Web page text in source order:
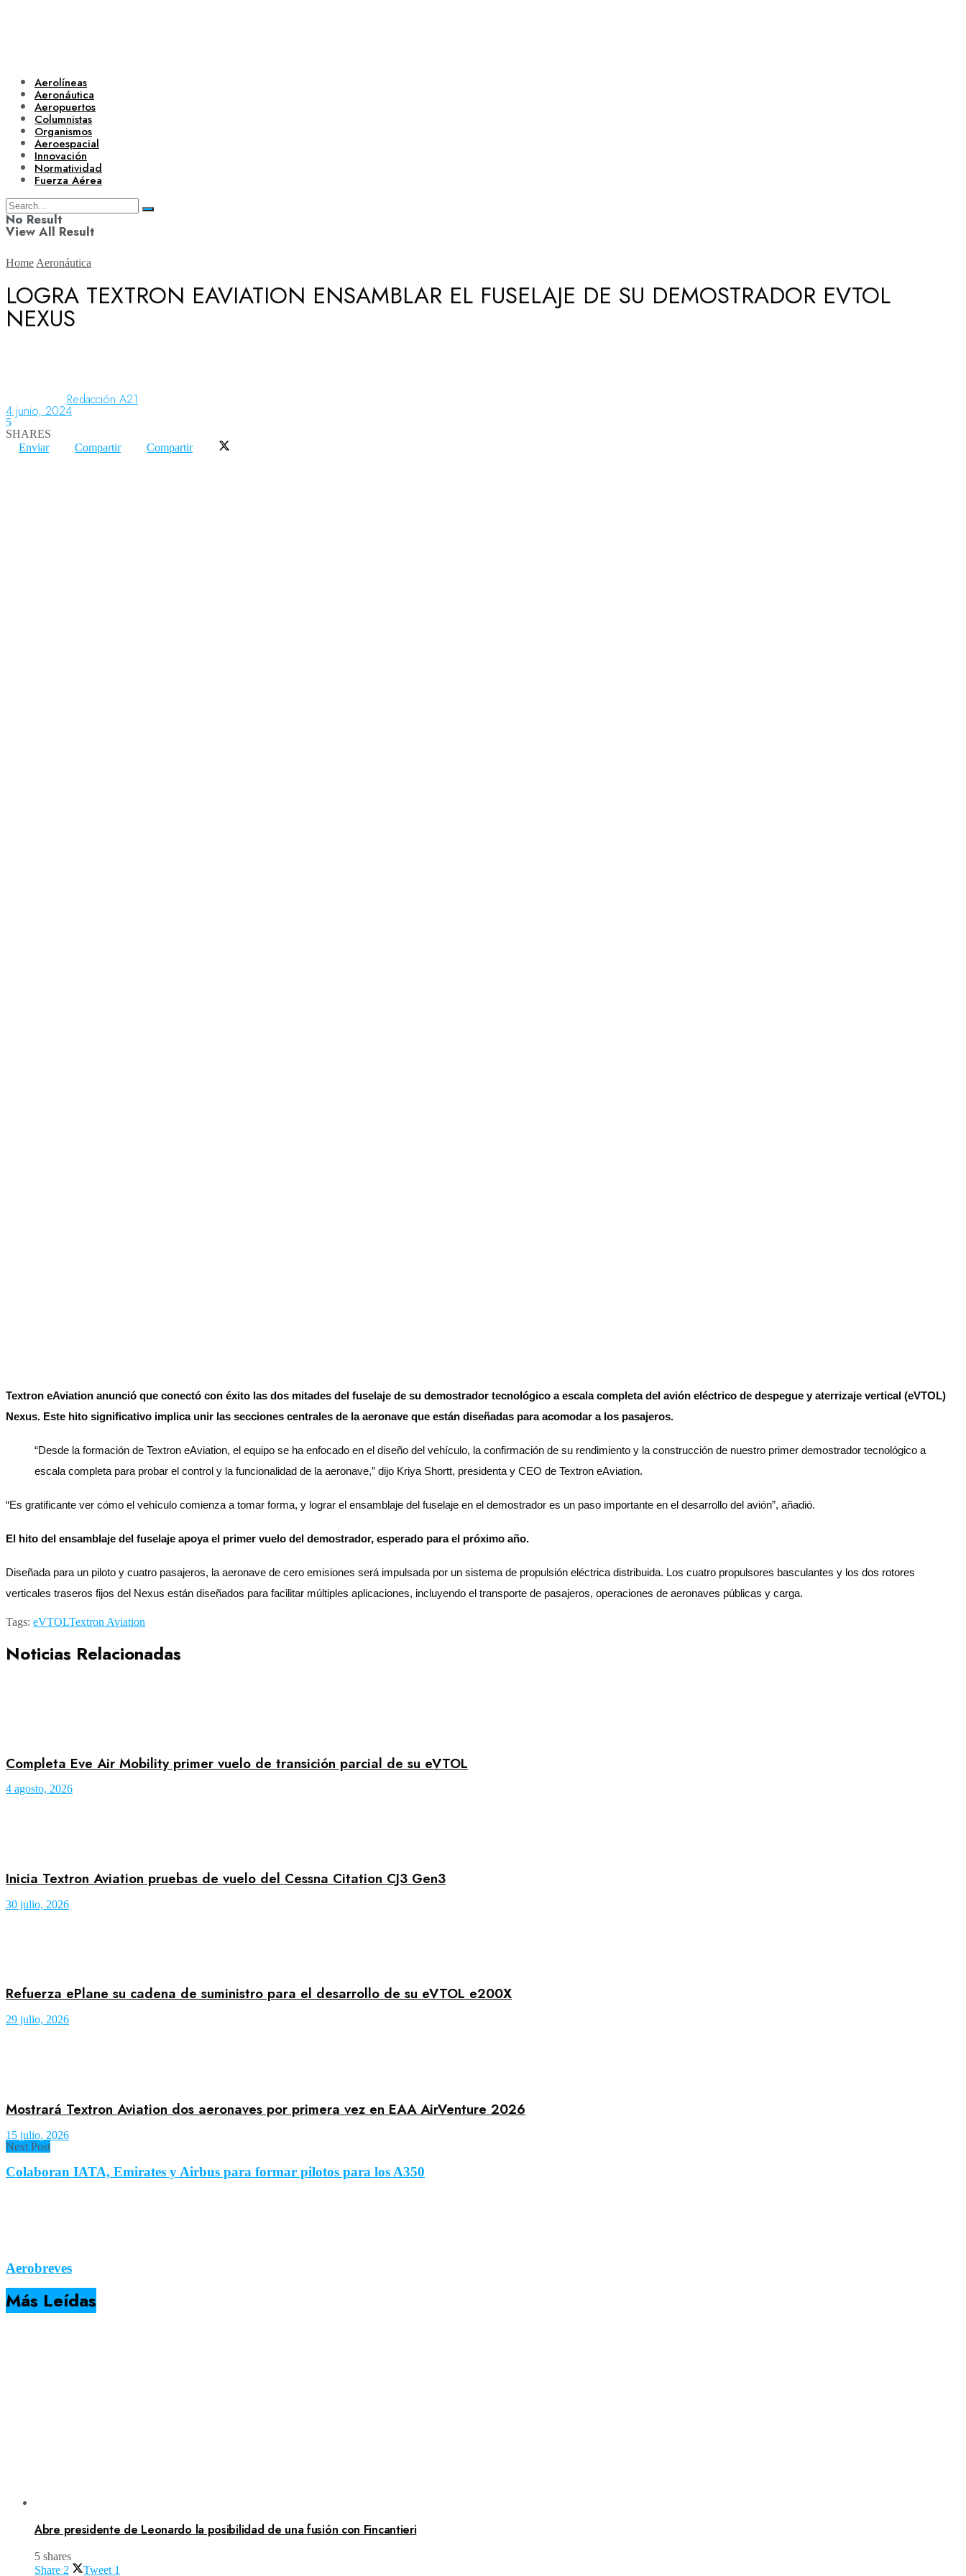
Aerolíneas
Aeronáutica
Aeropuertos
Columnistas
Organismos
Aeroespacial
Innovación
Normatividad
Fuerza Aérea
No Result
View All Result
Aerolíneas
Aeropuertos
Home Aeronáutica
LOGRA TEXTRON EAVIATION ENSAMBLAR EL FUSELAJE DE SU DEMOSTRADOR EVTOL
NEXUS
Redacción A21
4 junio, 2024
5
SHARES
Enviar
Compartir Compartir
Textron eAviation anunció que conectó con éxito las dos mitades del fuselaje de su demostrador tecnológico a escala completa del avión eléctrico de despegue y aterrizaje vertical (eVTOL)
Nexus. Este hito significativo implica unir las secciones centrales de la aeronave que están diseñadas para acomodar a los pasajeros.
“Desde la formación de Textron eAviation, el equipo se ha enfocado en el diseño del vehículo, la confirmación de su rendimiento y la construcción de nuestro primer demostrador tecnológico a
escala completa para probar el control y la funcionalidad de la aeronave,” dijo Kriya Shortt, presidenta y CEO de Textron eAviation.
“Es gratificante ver cómo el vehículo comienza a tomar forma, y lograr el ensamblaje del fuselaje en el demostrador es un paso importante en el desarrollo del avión”, añadió.
El hito del ensamblaje del fuselaje apoya el primer vuelo del demostrador, esperado para el próximo año.
Diseñada para un piloto y cuatro pasajeros, la aeronave de cero emisiones será impulsada por un sistema de propulsión eléctrica distribuida. Los cuatro propulsores basculantes y los dos rotores
verticales traseros fijos del Nexus están diseñados para facilitar múltiples aplicaciones, incluyendo el transporte de pasajeros, operaciones de aeronaves públicas y carga.
Tags: eVTOLTextron Aviation
Noticias Relacionadas
Completa Eve Air Mobility primer vuelo de transición parcial de su eVTOL
4 agosto, 2026
Inicia Textron Aviation pruebas de vuelo del Cessna Citation CJ3 Gen3
30 julio, 2026
Refuerza ePlane su cadena de suministro para el desarrollo de su eVTOL e200X
29 julio, 2026
Mostrará Textron Aviation dos aeronaves por primera vez en EAA AirVenture 2026
15 julio, 2026
Next Post
Colaboran IATA, Emirates y Airbus para formar pilotos para los A350
Aerobreves
Más Leídas
Abre presidente de Leonardo la posibilidad de una fusión con Fincantieri
5 shares
Share 2 Tweet 1